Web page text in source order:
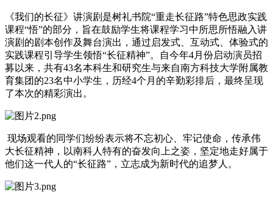
《我们的长征》讲演剧是树礼书院“重走长征路”特色思政实践
课程“悟”的部分，旨在鼓励学生将课程学习中所思所悟融入讲
演剧的剧本创作及舞台演出，通过启发式、互动式、体验式的
实践课程引导学生领悟“长征精神”。自今年4月份启动演员招
募以来，共有43名本科生和研究生与来自南方科技大学附属教
育集团的23名中小学生，历经4个月的辛勤彩排后，最终呈现
了本次的精彩演出。
现场观看的同学们纷纷表示将不忘初心、牢记使命，传承伟
大长征精神，以南科人特有的奋发向上之姿，坚定地走好属于
他们这一代人的“长征路”，立志成为新时代的追梦人。